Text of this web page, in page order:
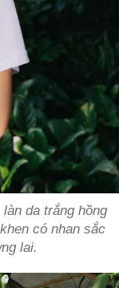
da trắng hồng
có nhan sắc
lai.